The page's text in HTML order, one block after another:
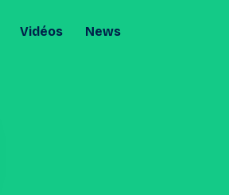
Vidéos News